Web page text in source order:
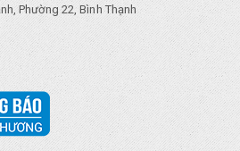
Phường 22, Bình Thạnh